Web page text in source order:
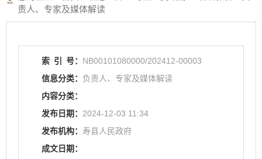
责人、专家及媒体解读
索 引 号： NB00101080000/202412-00003
信息分类： 负责人、专家及媒体解读
内容分类：
发布日期： 2024-12-03 11:34
发布机构： 寿县人民政府
成文日期：